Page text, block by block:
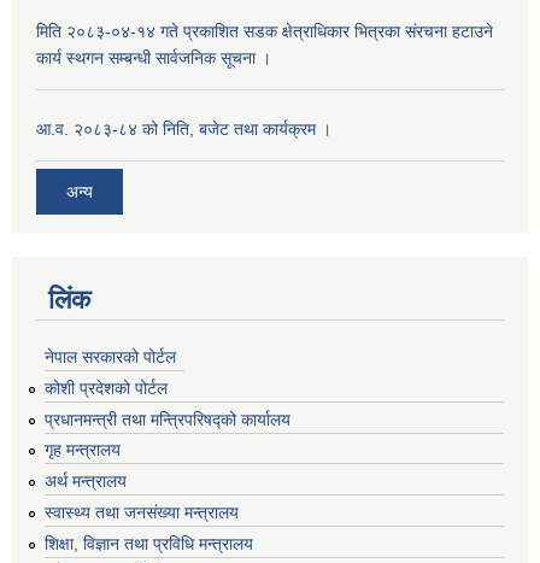
मिति २०८३-०४-१४ गते प्रकाशित सडक क्षेत्राधिकार भित्रका संरचना हटाउने
कार्य स्थगन सम्बन्धी सार्वजनिक सूचना ।
आ.व. २०८३-८४ को निति, बजेट तथा कार्यक्रम ।
अन्य
लिंक
नेपाल सरकारको पोर्टल
कोशी प्रदेशको पोर्टल
प्रधानमन्‍त्री तथा मन्‍त्रिपरिषद्को कार्यालय
गृह मन्‍त्रालय
अर्थ मन्त्रालय
स्वास्थ्य तथा जनसंख्या मन्त्रालय
शिक्षा, विज्ञान तथा प्रविधि मन्त्रालय